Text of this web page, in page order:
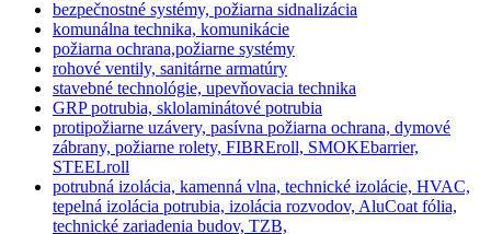
bezpečnostné systémy, požiarna sidnalizácia
komunálna technika, komunikácie
požiarna ochrana,požiarne systémy
rohové ventily, sanitárne armatúry
stavebné technológie, upevňovacia technika
GRP potrubia, sklolaminátové potrubia
protipožiarne uzávery, pasívna požiarna ochrana, dymové
zábrany, požiarne rolety, FIBREroll, SMOKEbarrier,
STEELroll
potrubná izolácia, kamenná vlna, technické izolácie, HVAC,
tepelná izolácia potrubia, izolácia rozvodov, AluCoat fólia,
technické zariadenia budov, TZB,